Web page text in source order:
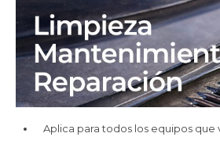
Aplica para todos los equipos que